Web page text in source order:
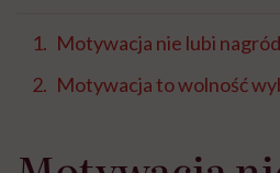
Motywacja nie lubi nagród
Motywacja to wolność